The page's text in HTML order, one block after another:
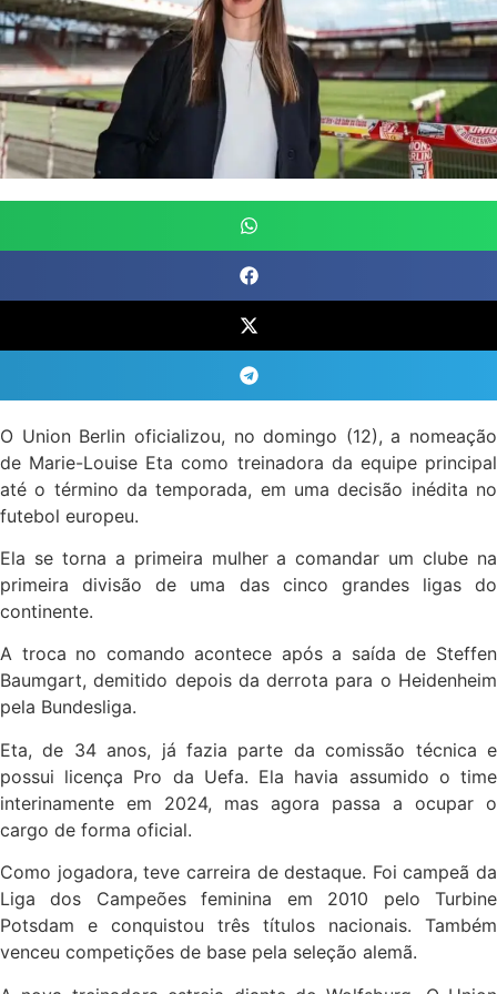
O Union Berlin oficializou, no domingo (12), a nomeação
de Marie-Louise Eta como treinadora da equipe principal
até o término da temporada, em uma decisão inédita no
futebol europeu.
Ela se torna a primeira mulher a comandar um clube na
primeira divisão de uma das cinco grandes ligas do
continente.
A troca no comando acontece após a saída de Steffen
Baumgart, demitido depois da derrota para o Heidenheim
pela Bundesliga.
Eta, de 34 anos, já fazia parte da comissão técnica e
possui licença Pro da Uefa. Ela havia assumido o time
interinamente em 2024, mas agora passa a ocupar o
cargo de forma oficial.
Como jogadora, teve carreira de destaque. Foi campeã da
Liga dos Campeões feminina em 2010 pelo Turbine
Potsdam e conquistou três títulos nacionais. Também
venceu competições de base pela seleção alemã.